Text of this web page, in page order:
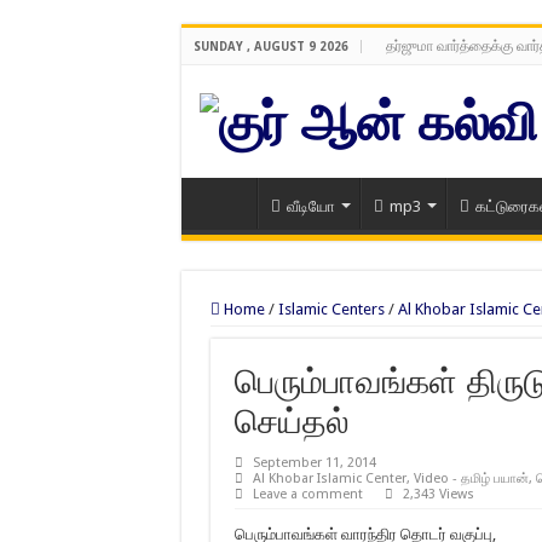
SUNDAY , AUGUST 9 2026 தர்ஜுமா வார்த்தைக்கு
வீடியோ mp3
Home / Islamic Centers / Al Khobar Islamic
பெரும்பாவங்கள்
செய்தல்
September 11, 2014
Al Khobar Islamic Center, Video - தமிழ் பயான்,
Leave a comment
2,343 Views
பெரும்பாவங்கள் வாரந்திர தொடர் வகுப்பு,